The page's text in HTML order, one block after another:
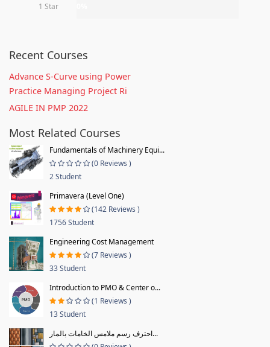
1 Star
Recent Courses
Advance S-Curve using Power
Practice Managing Project Ri
AGILE IN PMP 2022
Most Related Courses
Fundamentals of Machinery Equi...
(0 Reviews )
2 Student
Primavera (Level One)
(142 Reviews )
1756 Student
Engineering Cost Management
(7 Reviews )
33 Student
Introduction to PMO & Center o...
(1 Reviews )
13 Student
احترف رسم ملامس الخامات بالمار...